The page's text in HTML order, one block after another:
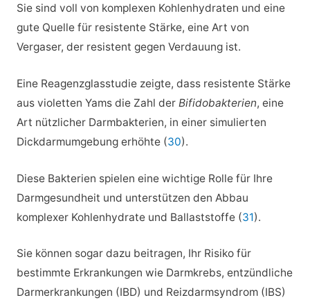
Sie sind voll von komplexen Kohlenhydraten und eine
gute Quelle für resistente Stärke, eine Art von
Vergaser, der resistent gegen Verdauung ist.
Eine Reagenzglasstudie zeigte, dass resistente Stärke
aus violetten Yams die Zahl der Bifidobakterien, eine
Art nützlicher Darmbakterien, in einer simulierten
Dickdarmumgebung erhöhte (30).
Diese Bakterien spielen eine wichtige Rolle für Ihre
Darmgesundheit und unterstützen den Abbau
komplexer Kohlenhydrate und Ballaststoffe (31).
Sie können sogar dazu beitragen, Ihr Risiko für
bestimmte Erkrankungen wie Darmkrebs, entzündliche
Darmerkrankungen (IBD) und Reizdarmsyndrom (IBS)